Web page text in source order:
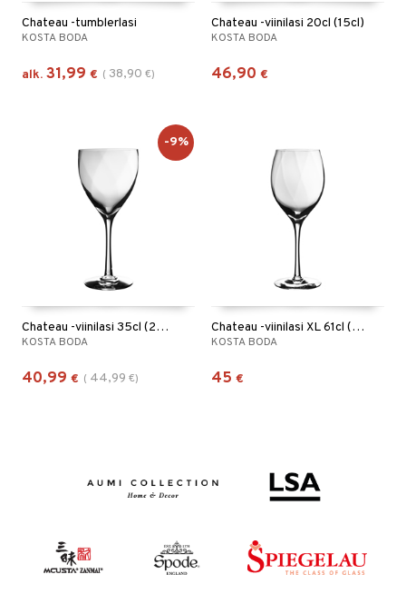
Chateau -tumblerlasi
KOSTA BODA
alk. 31,99 € ( 38,90 €)
Chateau -viinilasi 20cl (15cl)
KOSTA BODA
46,90 €
Chateau -viinilasi 35cl (25cl)
KOSTA BODA
40,99 € ( 44,99 €)
-9%
Chateau -viinilasi XL 61cl (50cl)
KOSTA BODA
45 €